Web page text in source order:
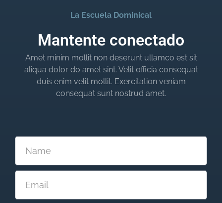
La Escuela Dominical
Mantente conectado
Amet minim mollit non deserunt ullamco est sit
aliqua dolor do amet sint. Velit officia consequat
duis enim velit mollit. Exercitation veniam
consequat sunt nostrud amet.